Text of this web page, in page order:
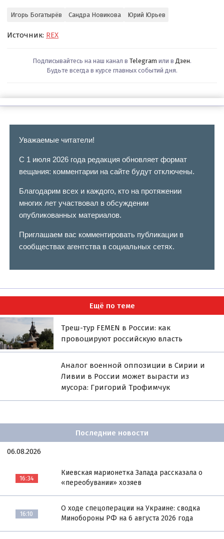
Игорь Богатырёв Сандра Новикова Юрий Юрьев
Источник: REX
Подписывайтесь на наш канал в Telegram или в Дзен.
Будьте всегда в курсе главных событий дня.
Уважаемые читатели!
С 1 июля 2026 года редакция обновляет формат
вещания: комментарии на сайте будут отключены.
Благодарим всех и каждого, кто на протяжении
многих лет участвовал в обсуждении
опубликованных материалов.
Приглашаем вас комментировать публикации в
сообществах агентства в социальных сетях.
Ещё по теме
Треш-тур FEMEN в России: как
провоцируют российскую власть
Аналог военной оппозиции в Сирии и
Ливии в России может вырасти из
мусора: Григорий Трофимчук
Последние новости
06.08.2026
16:34
Киевская марионетка Запада рассказала о
«переобувании» хозяев
16:10
О ходе спецоперации на Украине: сводка
Минобороны РФ на 6 августа 2026 года